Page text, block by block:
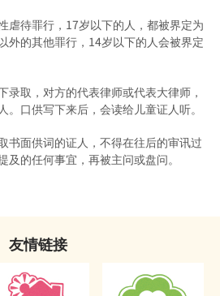
化令
之含义
失时效的定罪
用于香港
虐待罪行，17岁以下的人，都被界定为
外的其他罪行，14岁以下的人会被界定
录取，对方的代表律师或代表大律师，
。口供写下来后，会读给儿童证人听。
书面供词的证人，不得在往后的审讯过
的任何事宜，再被主问或盘问。
友情链接